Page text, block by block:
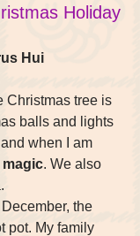
Holiday
Hui
Christmas tree is
balls and lights
when I am
magic. We also
the
pot. My family